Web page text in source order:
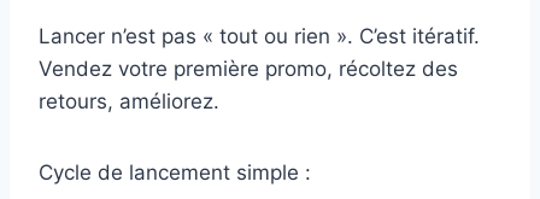
Lancer n’est pas « tout ou rien ». C’est itératif.
Vendez votre première promo, récoltez des
retours, améliorez.
Cycle de lancement simple :